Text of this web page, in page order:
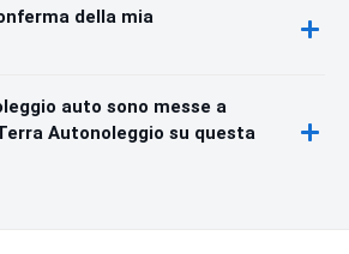
della mia
auto sono messe a
Autonoleggio su questa